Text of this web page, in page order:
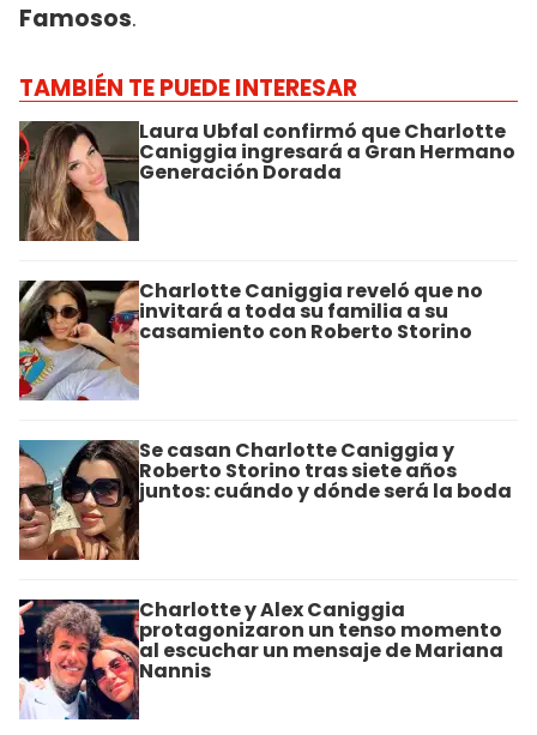
Famosos.
TAMBIÉN TE PUEDE INTERESAR
Laura Ubfal confirmó que Charlotte
Caniggia ingresará a Gran Hermano
Generación Dorada
Charlotte Caniggia reveló que no
invitará a toda su familia a su
casamiento con Roberto Storino
Se casan Charlotte Caniggia y
Roberto Storino tras siete años
juntos: cuándo y dónde será la boda
Charlotte y Alex Caniggia
protagonizaron un tenso momento
al escuchar un mensaje de Mariana
Nannis